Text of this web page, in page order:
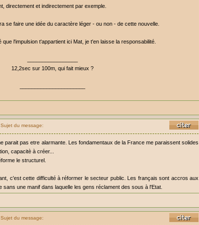
directement et indirectement par exemple.
se faire une idée du caractère léger - ou non - de cette nouvelle.
l'impulsion t'appartient ici Mat, je t'en laisse la responsabilité.
12,2sec sur 100m, qui fait mieux ?
du message:
parait pas etre alarmante. Les fondamentaux de la France me paraissent solides
capacitè à créer...
le structurel.
c'est cette difficulté à réformer le secteur public. Les français sont accros aux
une manif dans laquelle les gens réclament des sous à l'Etat.
du message: